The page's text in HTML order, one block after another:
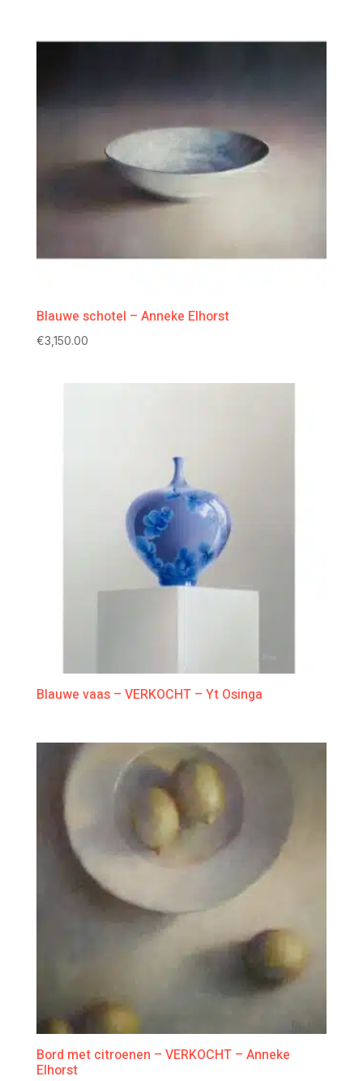
Blauwe schotel – Anneke Elhorst
€3,150.00
Blauwe vaas – VERKOCHT – Yt Osinga
Bord met citroenen – VERKOCHT – Anneke
Elhorst